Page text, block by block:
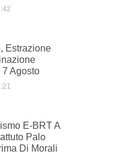
Estrazione
Agosto
E-BRT A
Palo
Di Morali